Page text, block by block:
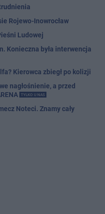
Rojewo-Inowrocław
Ludowej
Konieczna była interwencja
Kierowca zbiegł po kolizji
nagłośnienie, a przed
TYLKO U NAS
Noteci. Znamy cały